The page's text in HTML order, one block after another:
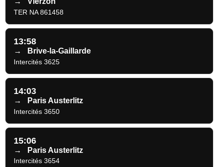
TER NA 861458
13:58
→ Brive-la-Gaillarde
Intercités 3625
14:03
→ Paris Austerlitz
Intercités 3650
15:06
→ Paris Austerlitz
Intercités 3654